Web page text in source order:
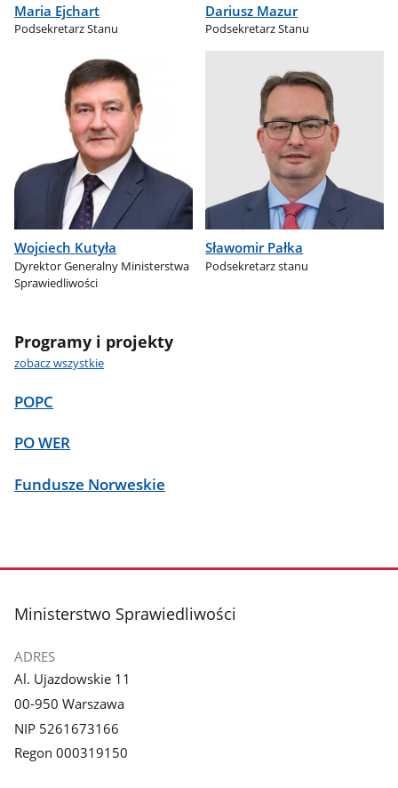
Maria Ejchart
Podsekretarz Stanu
Dariusz Mazur
Podsekretarz Stanu
Wojciech Kutyła
Dyrektor Generalny Ministerstwa
Sprawiedliwości
Sławomir Pałka
Podsekretarz stanu
Programy i projekty
zobacz wszystkie
POPC
PO WER
Fundusze Norweskie
stopka
Ministerstwo Sprawiedliwości
ADRES
Al. Ujazdowskie 11
00-950 Warszawa
NIP 5261673166
Regon 000319150